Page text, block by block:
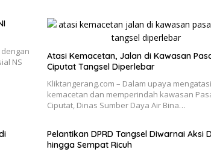
NS
Atasi Kemacetan, Jalan di Kawasan
Ciputat Tangsel Diperlebar
Kliktangerang.com – Dalam upaya mengatasi
kemacetan dan memperindah kawasan
Ciputat, Dinas Sumber Daya Air Bina…
Pelantikan DPRD Tangsel Diwarnai Aksi
hingga Sempat Ricuh